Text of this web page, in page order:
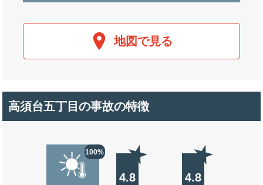
地図で見る
高須台五丁目の事故の特徴
100%
4.8 4.8